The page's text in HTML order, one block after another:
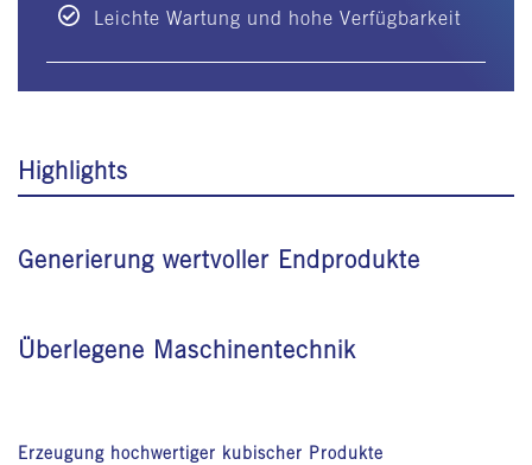
Leichte Wartung und hohe Verfügbarkeit
Highlights
Generierung wertvoller Endprodukte
Überlegene Maschinentechnik
Erzeugung hochwertiger kubischer Produkte